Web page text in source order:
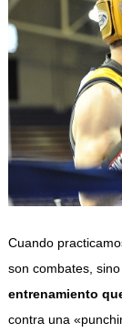
Cuando
son combates,
entrenamiento
contra una